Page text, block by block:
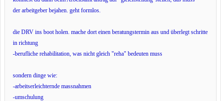
der arbeitgeber bejahen. geht formlos.
die DRV ins boot holen. mache dort einen beratungstermin aus und überlegt schritte
in richtung
-berufliche rehabilitation, was nicht gleich "reha" bedeuten muss
sondern dinge wie:
-arbeitserleichternde massnahmen
-umschulung